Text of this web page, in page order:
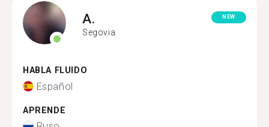
A.
Segovia
NEW
HABLA FLUIDO
Español
APRENDE